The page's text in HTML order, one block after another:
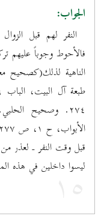
الجواب:
النفر لهم قبل
فالأحوط وجوباً عليهم
قبل وقت النفر ـ لعذر
ليسوا داخلين في هذه
۱٥